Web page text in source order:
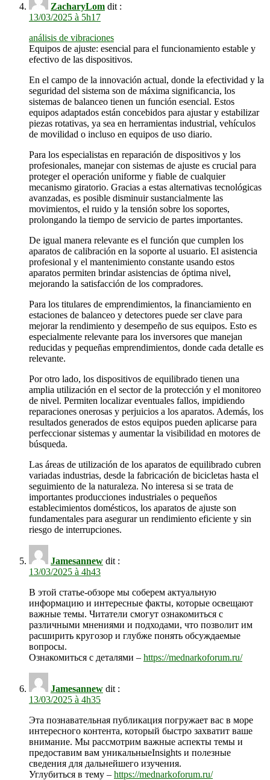
ZacharyLom dit :
13/03/2025 à 5h17
análisis de vibraciones
Equipos de ajuste: esencial para el funcionamiento estable y
efectivo de las dispositivos.
En el campo de la innovación actual, donde la efectividad y la
seguridad del sistema son de máxima significancia, los
sistemas de balanceo tienen un función esencial. Estos
equipos adaptados están concebidos para ajustar y estabilizar
piezas rotativas, ya sea en herramientas industrial, vehículos
de movilidad o incluso en equipos de uso diario.
Para los especialistas en reparación de dispositivos y los
profesionales, manejar con sistemas de ajuste es crucial para
proteger el operación uniforme y fiable de cualquier
mecanismo giratorio. Gracias a estas alternativas tecnológicas
avanzadas, es posible disminuir sustancialmente las
movimientos, el ruido y la tensión sobre los soportes,
prolongando la tiempo de servicio de partes importantes.
De igual manera relevante es el función que cumplen los
aparatos de calibración en la soporte al usuario. El asistencia
profesional y el mantenimiento constante usando estos
aparatos permiten brindar asistencias de óptima nivel,
mejorando la satisfacción de los compradores.
Para los titulares de emprendimientos, la financiamiento en
estaciones de balanceo y detectores puede ser clave para
mejorar la rendimiento y desempeño de sus equipos. Esto es
especialmente relevante para los inversores que manejan
reducidas y pequeñas emprendimientos, donde cada detalle es
relevante.
Por otro lado, los dispositivos de equilibrado tienen una
amplia utilización en el sector de la protección y el monitoreo
de nivel. Permiten localizar eventuales fallos, impidiendo
reparaciones onerosas y perjuicios a los aparatos. Además, los
resultados generados de estos equipos pueden aplicarse para
perfeccionar sistemas y aumentar la visibilidad en motores de
búsqueda.
Las áreas de utilización de los aparatos de equilibrado cubren
variadas industrias, desde la fabricación de bicicletas hasta el
seguimiento de la naturaleza. No interesa si se trata de
importantes producciones industriales o pequeños
establecimientos domésticos, los aparatos de ajuste son
fundamentales para asegurar un rendimiento eficiente y sin
riesgo de interrupciones.
Jamesannew dit :
13/03/2025 à 4h43
В этой статье-обзоре мы соберем актуальную
информацию и интересные факты, которые освещают
важные темы. Читатели смогут ознакомиться с
различными мнениями и подходами, что позволит им
расширить кругозор и глубже понять обсуждаемые
вопросы.
Ознакомиться с деталями – https://mednarkoforum.ru/
Jamesannew dit :
13/03/2025 à 4h35
Эта познавательная публикация погружает вас в море
интересного контента, который быстро захватит ваше
внимание. Мы рассмотрим важные аспекты темы и
предоставим вам уникальныеInsights и полезные
сведения для дальнейшего изучения.
Углубиться в тему – https://mednarkoforum.ru/